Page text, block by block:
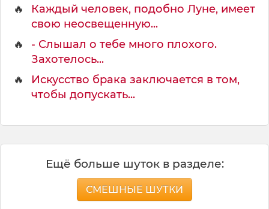
🔥
Каждый человек, подобно Луне, имеет
свою неосвещенную...
🔥
- Слышал о тебе много плохого.
Захотелось...
🔥
Искусство брака заключается в том,
чтобы допускать...
Ещё больше шуток в разделе:
СМЕШНЫЕ ШУТКИ